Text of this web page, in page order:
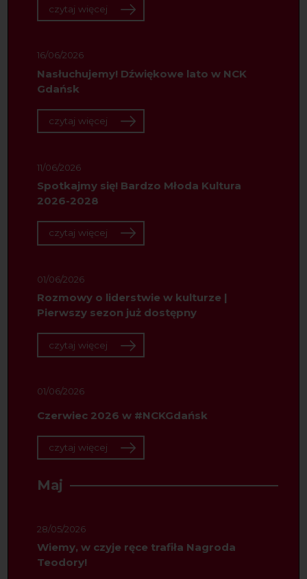
czytaj więcej
16/06/2026
Nasłuchujemy! Dźwiękowe lato w NCK
Gdańsk
czytaj więcej
11/06/2026
Spotkajmy się! Bardzo Młoda Kultura
2026-2028
czytaj więcej
01/06/2026
Rozmowy o liderstwie w kulturze |
Pierwszy sezon już dostępny
czytaj więcej
01/06/2026
Czerwiec 2026 w #NCKGdańsk
czytaj więcej
Maj
28/05/2026
Wiemy, w czyje ręce trafiła Nagroda
Teodory!